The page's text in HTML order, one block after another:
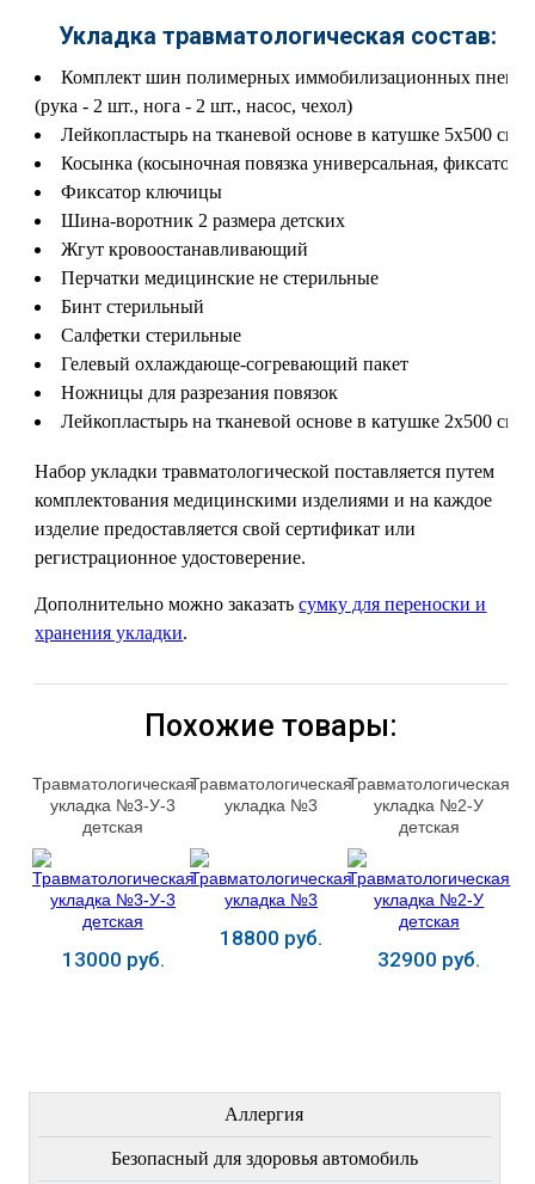
Укладка травматологическая состав:
Комплект шин полимерных иммобилизационных
(рука - 2 шт., нога - 2 шт., насос, чехол)
Лейкопластырь на тканевой основе в катушке 5х500 см
Косынка (косыночная повязка универсальная, фиксатор
Фиксатор ключицы
Шина-воротник 2 размера детских
Жгут кровоостанавливающий
Перчатки медицинские не стерильные
Бинт стерильный
Салфетки стерильные
Гелевый охлаждающе-согревающий пакет
Ножницы для разрезания повязок
Лейкопластырь на тканевой основе в катушке 2х500 см
Набор укладки травматологической поставляется путем
комплектования медицинскими изделиями и на каждое
изделие предоставляется свой сертификат или
регистрационное удостоверение.
Дополнительно можно заказатьсумку для переноски и
хранения укладки.
Похожие товары:
Травматологическая
укладка №3-У-3
детская
13000 руб.
Травматологическая
укладка №3
18800 руб.
Травматологическая
укладка №2-У
детская
32900 руб.
Аллергия
Безопасный для здоровья автомобиль